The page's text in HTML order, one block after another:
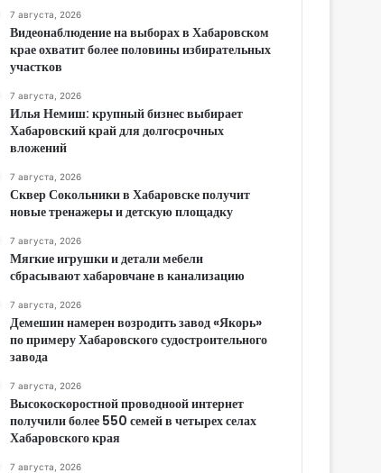
7 августа, 2026
Видеонаблюдение на выборах в Хабаровском
крае охватит более половины избирательных
участков
7 августа, 2026
Илья Немиш: крупный бизнес выбирает
Хабаровский край для долгосрочных
вложений
7 августа, 2026
Сквер Сокольники в Хабаровске получит
новые тренажеры и детскую площадку
7 августа, 2026
Мягкие игрушки и детали мебели
сбрасывают хабаровчане в канализацию
7 августа, 2026
Демешин намерен возродить завод «Якорь»
по примеру Хабаровского судостроительного
завода
7 августа, 2026
Высокоскоростной проводноой интернет
получили более 550 семей в четырех селах
Хабаровского края
7 августа, 2026